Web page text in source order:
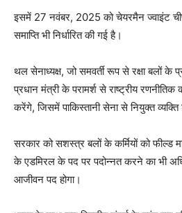
इसमें 27 नवंबर, 2025 को चेयरमैन ज्वाइंट
समाप्ति भी निर्धारित की गई है।
थल सेनाध्यक्ष, जो समवर्ती रूप से रक्षा बलों
प्रधान मंत्री के परामर्श से राष्ट्रीय
करेंगे, जिसमें पाकिस्तानी सेना से नियुक्त व्यक्ति
सरकार को सशस्त्र बलों के कर्मियों को फील्ड
के एडमिरल के पद पर पदोन्नत करने का भी
आजीवन पद होगा।